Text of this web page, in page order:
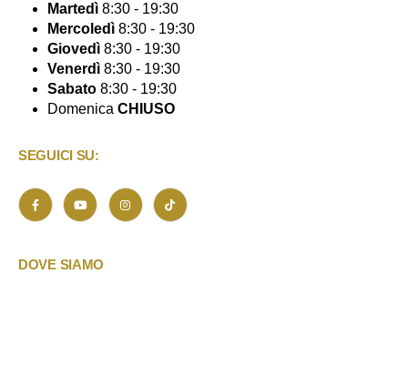
Martedì 8:30 - 19:30
Mercoledì 8:30 - 19:30
Giovedì 8:30 - 19:30
Venerdì 8:30 - 19:30
Sabato 8:30 - 19:30
Domenica CHIUSO
SEGUICI SU:
DOVE SIAMO